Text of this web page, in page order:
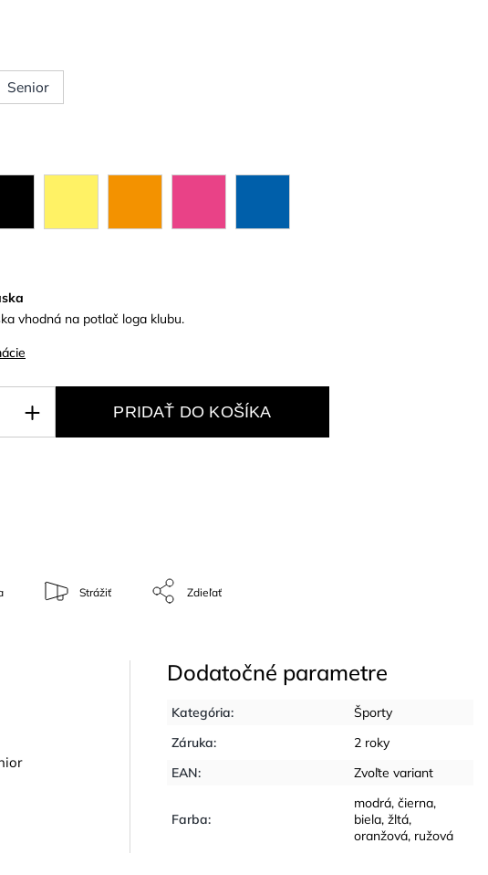
vhodná na potlač loga klubu.
Senior
PRIDAŤ DO KOŠÍKA
Strážiť Zdieľať
Dodatočné parametre
Kategória:
Športy
Záruka:
2 roky
EAN: Zvoľte variant
Farba:
modrá,čierna,
biela,žltá,
oranžová, ružová